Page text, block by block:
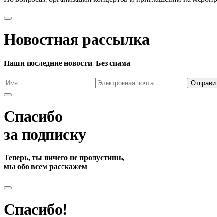
Новостная рассылка
Наши последние новости. Без спама
Спасибо
за подписку
Теперь, ты ничего не пропустишь,
мы обо всем расскажем
Спасибо!